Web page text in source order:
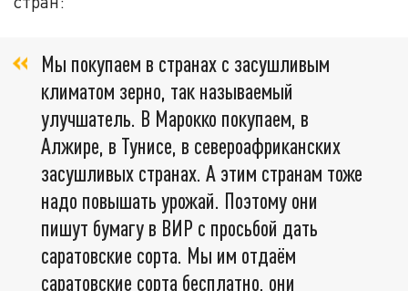
Мы покупаем в странах с засушливым
климатом зерно, так называемый
улучшатель. В Марокко покупаем, в
Алжире, в Тунисе, в североафриканских
засушливых странах. А этим странам тоже
надо повышать урожай. Поэтому они
пишут бумагу в ВИР с просьбой дать
саратовские сорта. Мы им отдаём
саратовские сорта бесплатно, они